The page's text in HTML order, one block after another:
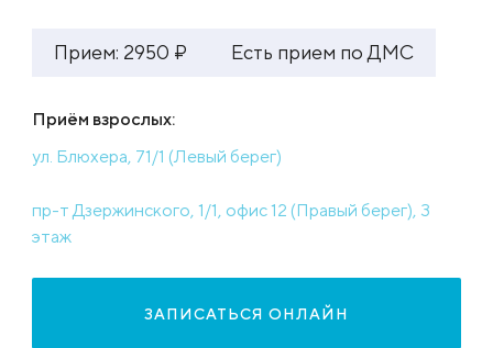
Прием: 2950 ₽ Есть прием по ДМС
Приём взрослых:
ул. Блюхера, 71/1 (Левый берег)
пр-т Дзержинского, 1/1, офис 12 (Правый берег), 3
этаж
ЗАПИСАТЬСЯ ОНЛАЙН